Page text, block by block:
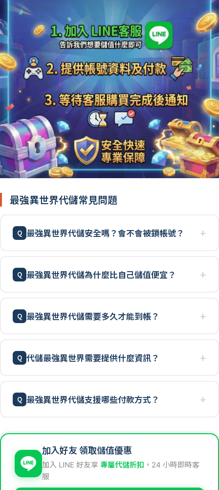
最強異世界代儲常見問題
最強異世界代儲安全嗎？會不會被鎖帳號？
最強異世界代儲為什麼比自己儲值便宜？
最強異世界代儲需要多久才能到帳？
代儲最強異世界需要提供什麼資訊？
最強異世界代儲支援哪些付款方式？
加入好友 領取儲值優惠
加入 LINE 好友享 專屬代儲折扣 ，24 小時即時客
服